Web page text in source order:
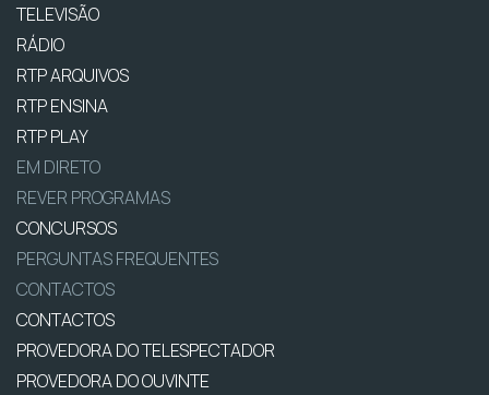
TELEVISÃO
RÁDIO
RTP ARQUIVOS
RTP ENSINA
RTP PLAY
EM DIRETO
REVER PROGRAMAS
CONCURSOS
PERGUNTAS FREQUENTES
CONTACTOS
CONTACTOS
PROVEDORA DO TELESPECTADOR
PROVEDORA DO OUVINTE